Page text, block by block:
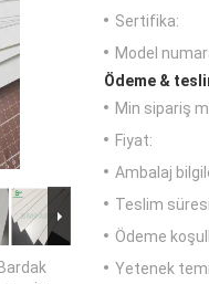
Sertifika:
Model
Ödeme &
Min sipariş
Fiyat:
Ambalaj
Teslim
Ödeme
Yetenek